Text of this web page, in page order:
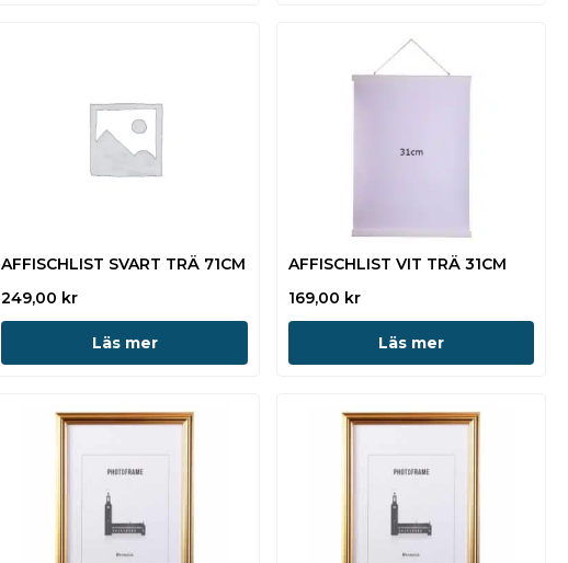
AFFISCHLIST SVART TRÄ 71CM
249,00 kr
Läs mer
AFFISCHLIST VIT TRÄ 31CM
169,00 kr
Läs mer